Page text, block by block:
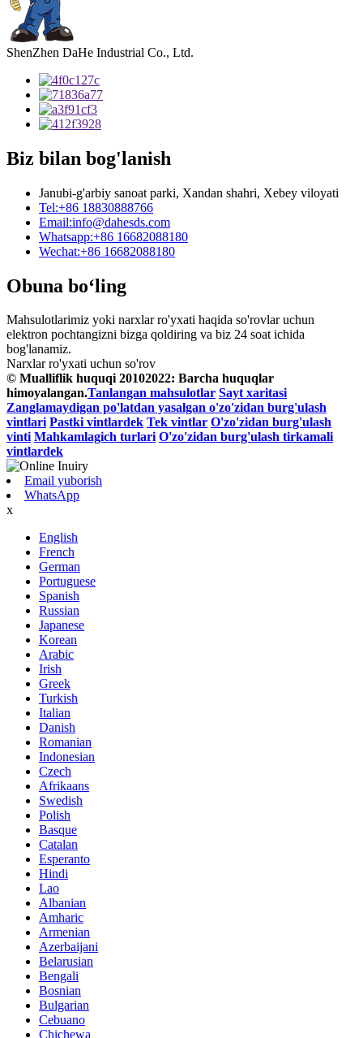
ShenZhen DaHe Industrial Co., Ltd.
Biz bilan bog'lanish
Janubi-g'arbiy sanoat parki, Xandan shahri, Xebey viloyati
Tel:+86 18830888766
Email:info@dahesds.com
Whatsapp:+86 16682088180
Wechat:+86 16682088180
Obuna bo‘ling
Mahsulotlarimiz yoki narxlar ro'yxati haqida so'rovlar uchun
elektron pochtangizni bizga qoldiring va biz 24 soat ichida
bog'lanamiz.
Narxlar ro'yxati uchun so'rov
© Mualliflik huquqi 20102022: Barcha huquqlar
himoyalangan.Tanlangan mahsulotlar Sayt xaritasi
Zanglamaydigan po'latdan yasalgan o'zo'zidan burg'ulash
vintlari Pastki vintlardek Tek vintlar O'zo'zidan burg'ulash
vinti Mahkamlagich turlari O'zo'zidan burg'ulash tirkamali
vintlardek
Email yuborish
WhatsApp
x
English
French
German
Portuguese
Spanish
Russian
Japanese
Korean
Arabic
Irish
Greek
Turkish
Italian
Danish
Romanian
Indonesian
Czech
Afrikaans
Swedish
Polish
Basque
Catalan
Esperanto
Hindi
Lao
Albanian
Amharic
Armenian
Azerbaijani
Belarusian
Bengali
Bosnian
Bulgarian
Cebuano
Chichewa